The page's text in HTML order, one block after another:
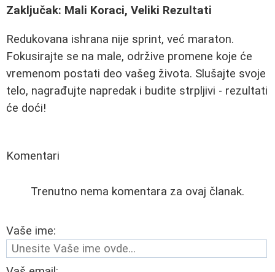
Zaključak: Mali Koraci, Veliki Rezultati
Redukovana ishrana nije sprint, već maraton.
Fokusirajte se na male, održive promene koje će
vremenom postati deo vašeg života. Slušajte svoje
telo, nagrađujte napredak i budite strpljivi - rezultati
će doći!
Komentari
Trenutno nema komentara za ovaj članak.
Vaše ime: